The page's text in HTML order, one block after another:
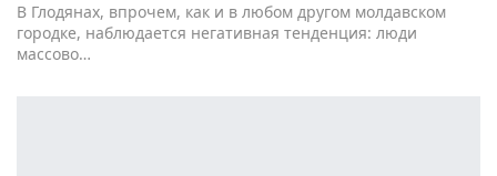
В Глодянах, впрочем, как и в любом другом молдавском
городке, наблюдается негативная тенденция: люди
массово…